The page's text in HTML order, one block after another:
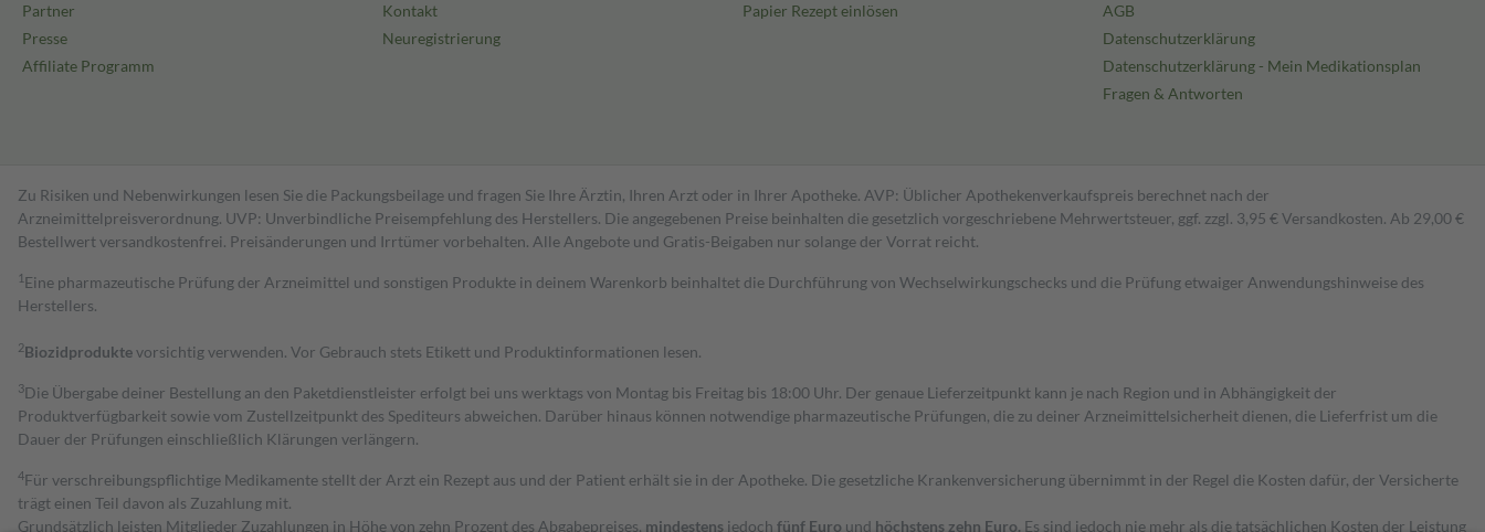
Partner
Presse
Affiliate Programm
Kontakt
Neuregistrierung
Papier Rezept einlösen
AGB
Datenschutzerklärung
Datenschutzerklärung - Mein Medikationsplan
Fragen & Antworten
Zu Risiken und Nebenwirkungen lesen Sie die Packungsbeilage und fragen Sie Ihre Ärztin, Ihren Arzt oder in Ihrer Apotheke. AVP: Üblicher Apothekenverkaufspreis berechnet nach der
Arzneimittelpreisverordnung. UVP: Unverbindliche Preisempfehlung des Herstellers. Die angegebenen Preise beinhalten die gesetzlich vorgeschriebene Mehrwertsteuer, ggf. zzgl. 3,95 € Versandkosten. Ab 29,00 €
Bestell­wert versand­kosten­frei. Preisänderungen und Irrtümer vorbehalten. Alle Angebote und Gratis-Beigaben nur solange der Vorrat reicht.
1 Eine pharmazeutische Prüfung der Arzneimittel und sonstigen Produkte in deinem Warenkorb beinhaltet die Durchführung von Wechselwirkungschecks und die Prüfung etwaiger Anwendungshinweise des
Herstellers.
2Biozidproduktevorsichtig verwenden. Vor Gebrauch stets Etikett und Produktinformationen lesen.
3Die Übergabe deiner Bestellung an den Paketdienstleister erfolgt bei uns werktags von Montag bis Freitag bis 18:00 Uhr. Der genaue Lieferzeitpunkt kann je nach Region und in Abhängigkeit der
Produktverfügbarkeit sowie vom Zustellzeitpunkt des Spediteurs abweichen. Darüber hinaus können notwendige pharmazeutische Prüfungen, die zu deiner Arzneimittelsicherheit dienen, die Lieferfrist um die
Dauer der Prüfungen einschließlich Klärungen verlängern.
4Für verschreibungspflichtige Medikamente stellt der Arzt ein Rezept aus und der Patient erhält sie in der Apotheke. Die gesetzliche Krankenversicherung übernimmt in der Regel die Kosten dafür, der Versicherte
trägt einen Teil davon als Zuzahlung mit.
Grundsätzlich leisten Mitglieder Zuzahlungen in Höhe von zehn Prozent des Abgabepreises, mindestens jedoch fünf Euro und höchstens zehn Euro. Es sind jedoch nie mehr als die tatsächlichen Kosten der Leistung